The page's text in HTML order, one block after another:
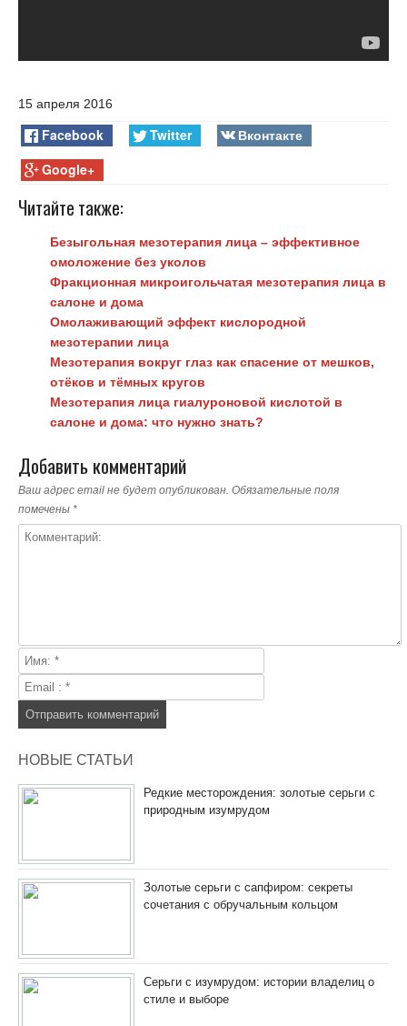
15 апреля 2016
Facebook Twitter
Вконтакте
Google+
Читайте также:
Безыгольная мезотерапия лица – эффективное
омоложение без уколов
Фракционная микроигольчатая мезотерапия лица в
салоне и дома
Омолаживающий эффект кислородной
мезотерапии лица
Мезотерапия вокруг глаз как спасение от мешков,
отёков и тёмных кругов
Мезотерапия лица гиалуроновой кислотой в
салоне и дома: что нужно знать?
Добавить комментарий
Ваш адрес email не будет опубликован. Обязательные поля
помечены *
НОВЫЕ СТАТЬИ
Редкие месторождения: золотые серьги с
природным изумрудом
Золотые серьги с сапфиром: секреты
сочетания с обручальным кольцом
Серьги с изумрудом: истории владелиц о
стиле и выборе